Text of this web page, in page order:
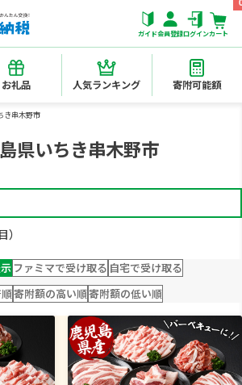
ガイド会員登録ログインカート
お礼品 人気ランキング 寄附可能額
き串木野市
県いちき串木野市
）
ファミマで受け取る 自宅で受け取る
寄附額の高い順寄附額の低い順